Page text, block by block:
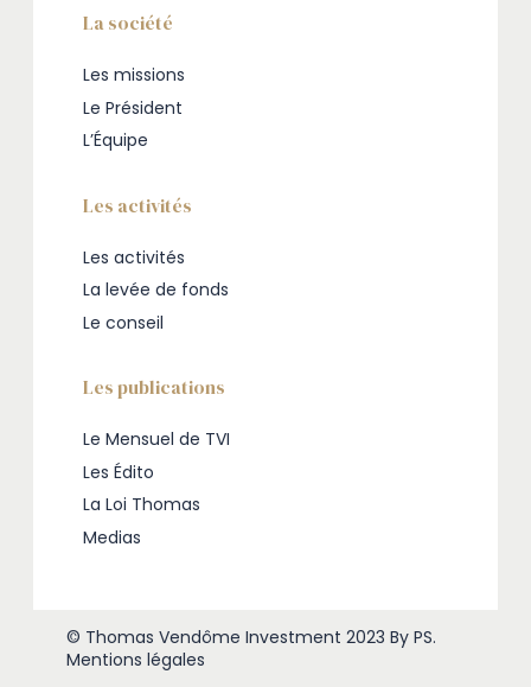
La société
Les missions
Le Président
L’Équipe
Les activités
Les activités
La levée de fonds
Le conseil
Les publications
Le Mensuel de TVI
Les Édito
La Loi Thomas
Medias
© Thomas Vendôme Investment 2023 By PS.
Mentions légales